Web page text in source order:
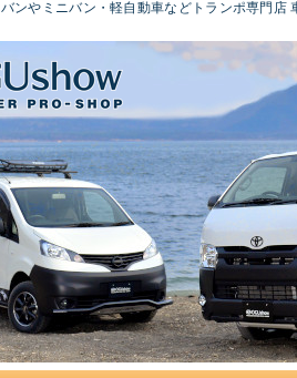
ンやミニバン・軽自動車などトランポ専門店